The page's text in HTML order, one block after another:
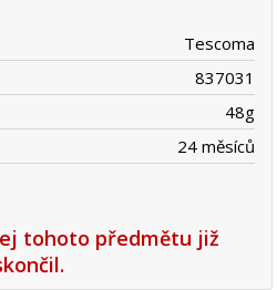
Tescoma
837031
48g
24 měsíců
tohoto předmětu již